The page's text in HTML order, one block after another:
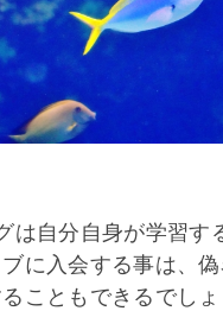
は自分自身が学習す
に入会する事は、
こともできるでし